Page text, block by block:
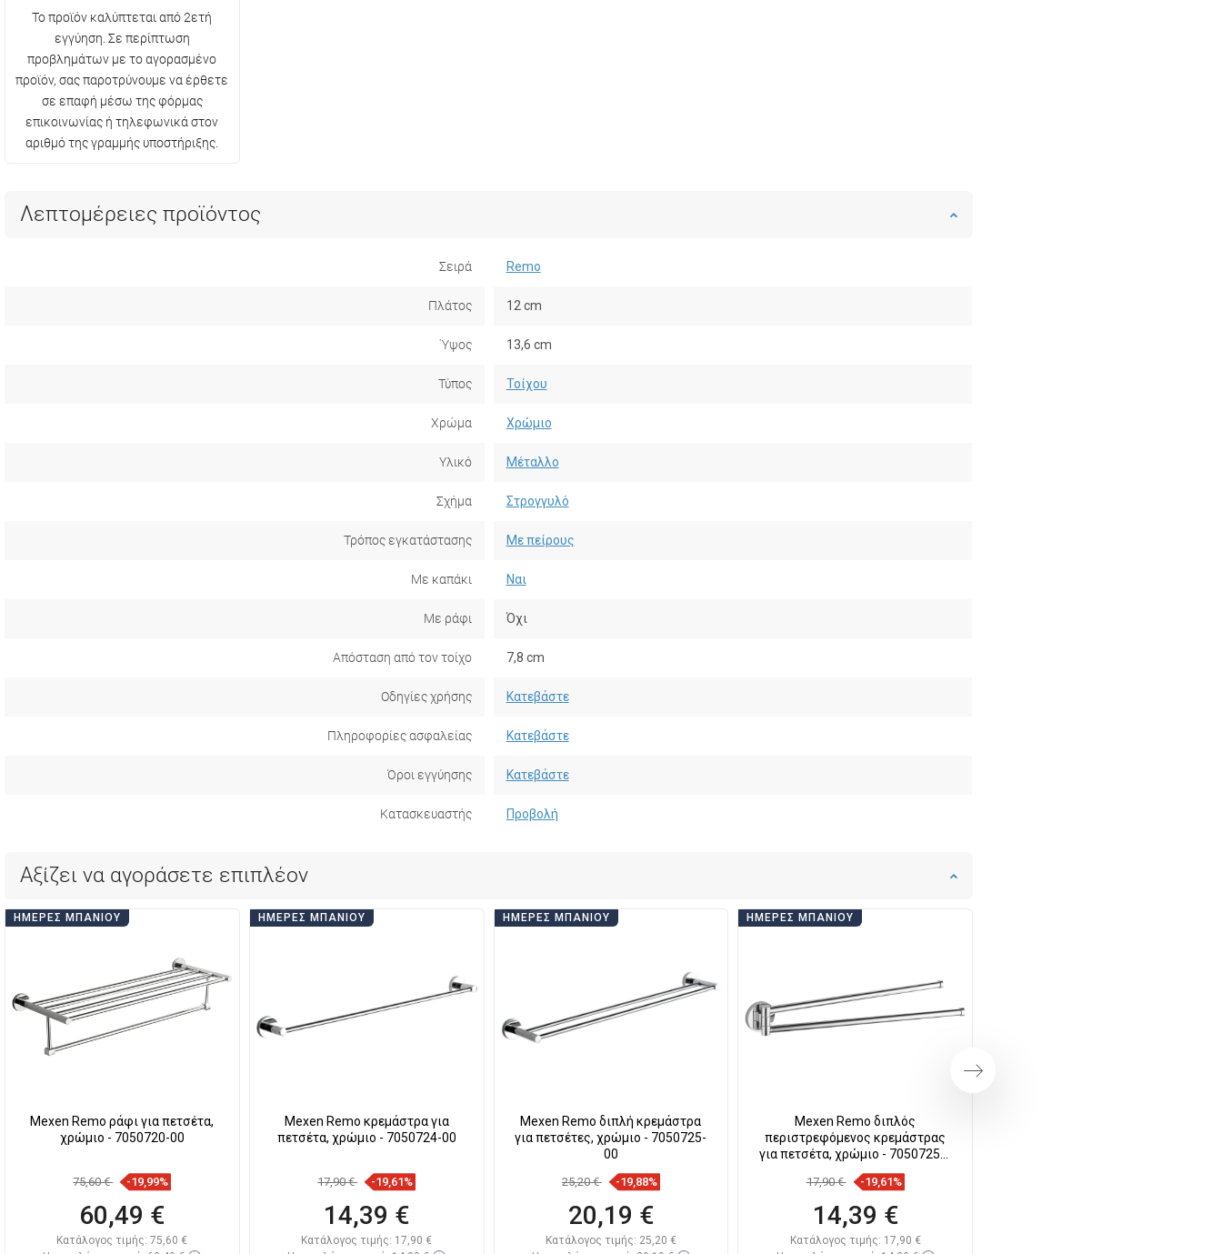
Το προϊόν καλύπτεται από 2ετή
εγγύηση. Σε περίπτωση
προβλημάτων με το αγορασμένο
προϊόν, σας παροτρύνουμε να έρθετε
σε επαφή μέσω της φόρμας
επικοινωνίας ή τηλεφωνικά στον
αριθμό της γραμμής υποστήριξης.
Λεπτομέρειες προϊόντος
Σειρά Remo
Πλάτος 12 cm
Ύψος 13,6 cm
Τύπος Τοίχου
Χρώμα Χρώμιο
Υλικό Μέταλλο
Σχήμα Στρογγυλό
Τρόπος εγκατάστασης Με πείρους
Με καπάκι Ναι
Με ράφι Όχι
Απόσταση από τον τοίχο 7,8 cm
Οδηγίες χρήσης Κατεβάστε
Πληροφορίες ασφαλείας Κατεβάστε
Όροι εγγύησης Κατεβάστε
Κατασκευαστής Προβολή
Αξίζει να αγοράσετε επιπλέον
ΗΜΈΡΕΣ ΜΠΆΝΙΟΥ
Mexen Remo ράφι για πετσέτα,
χρώμιο - 7050720-00
75,60 € -19,99%
60,49 €
Κατάλογος τιμής: 75,60 €
ΗΜΈΡΕΣ ΜΠΆΝΙΟΥ
Mexen Remo κρεμάστρα για
πετσέτα, χρώμιο - 7050724-00
17,90 € -19,61%
14,39 €
Κατάλογος τιμής: 17,90 €
ΗΜΈΡΕΣ ΜΠΆΝΙΟΥ
Mexen Remo διπλή κρεμάστρα
για πετσέτες, χρώμιο - 7050725-
00
25,20 € -19,88%
20,19 €
Κατάλογος τιμής: 25,20 €
ΗΜΈΡΕΣ ΜΠΆΝΙΟΥ
Mexen Remo διπλός
περιστρεφόμενος κρεμάστρας
για πετσέτα, χρώμιο - 70507255-
00
17,90 € -19,61%
14,39 €
Κατάλογος τιμής: 17,90 €
Επόμενο